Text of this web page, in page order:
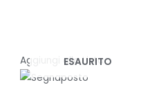
Aggiungi alla Lista
ESAURITO